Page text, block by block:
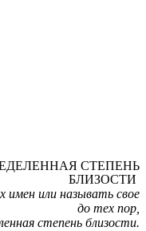
СТЕПЕНЬ
БЛИЗОСТИ
или называть свое
до тех пор,
степень близости.